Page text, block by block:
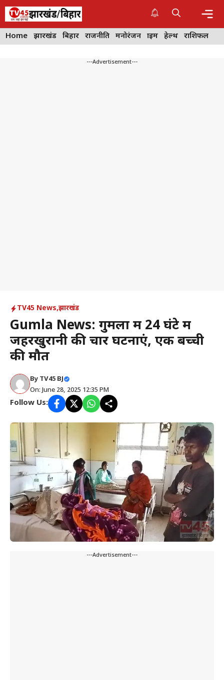
Skip
content
Home झारखंड बिहार राजनीति मनोरंजन क्राइम हेल्थ राशिफल
---Advertisement---
TV45 News,झारखंड
Gumla News: गुमला में 24 घंटे में
जहरखुरानी की चार घटनाएं, एक बच्ची
की मौत
By TV45 BJ
On: June 28, 2025 12:35 PM
Follow Us:
---Advertisement---